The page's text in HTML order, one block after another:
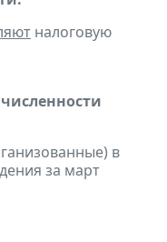
налоговую
в
за март